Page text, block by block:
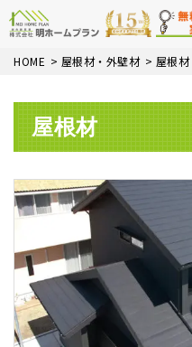
Skip
content
HOME > 屋根材・外壁材 > 屋根材
屋根材